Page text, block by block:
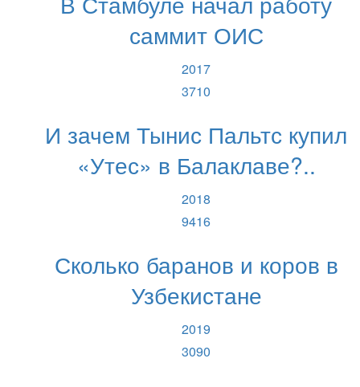
саммит ОИС
2017
3710
И зачем Тынис Пальтс купил
«Утес» в Балаклаве?..
2018
9416
Сколько баранов и коров в
Узбекистане
2019
3090